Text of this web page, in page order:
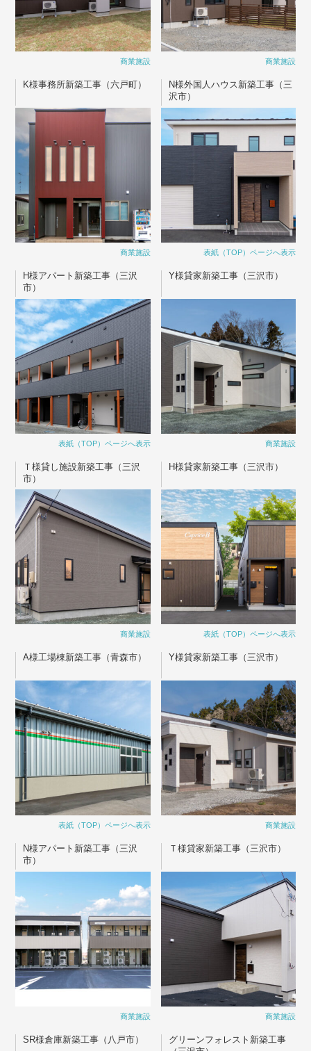
商業施設 商業施設
K様事務所新築工事（六戸町）
商業施設
N様外国人ハウス新築工事（三
沢市）
表紙（TOP）ページへ表示
H様アパート新築工事（三沢
市）
表紙（TOP）ページへ表示
Y様貸家新築工事（三沢市）
商業施設
Ｔ様貸し施設新築工事（三沢
市）
商業施設
H様貸家新築工事（三沢市）
表紙（TOP）ページへ表示
A様工場棟新築工事（青森市）
表紙（TOP）ページへ表示
Y様貸家新築工事（三沢市）
商業施設
N様アパート新築工事（三沢
市）
商業施設
Ｔ様貸家新築工事（三沢市）
商業施設
SR様倉庫新築工事（八戸市）
グリーンフォレスト新築工事